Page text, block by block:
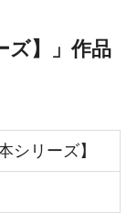
ズ】」作品
シリーズ】